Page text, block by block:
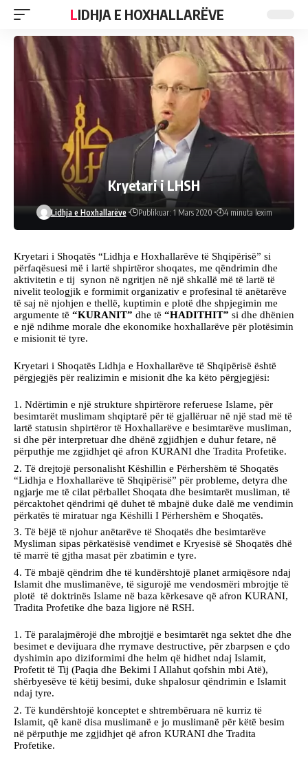
LIDHJA E HOXHALLARËVE
Kryetari i LHSH
Lidhja e Hoxhallarëve Publikuar: 1 Mars 2020 4 minuta lexim
Kryetari i Shoqatës “Lidhja e Hoxhallarëve të Shqipërisë” si
përfaqësuesi më i lartë shpirtëror shoqates, me qëndrimin dhe
aktivitetin e tij synon në ngritjen në një shkallë më të lartë të
nivelit teologjik e formimit organizativ e profesinal të anëtarëve
të saj në njohjen e thellë, kuptimin e plotë dhe shpjegimin me
argumente të “KURANIT” dhe të “HADITHIT” si dhe dhënien
e një ndihme morale dhe ekonomike hoxhallarëve për plotësimin
e misionit të tyre.
Kryetari i Shoqatës Lidhja e Hoxhallarëve të Shqipërisë është
përgjegjës për realizimin e misionit dhe ka këto përgjegjësi:
Ndërtimin e një strukture shpirtërore referuese Islame, për
besimtarët muslimam shqiptarë për të gjallëruar në një stad më të
lartë statusin shpirtëror të Hoxhallarëve e besimtarëve musliman,
si dhe për interpretuar dhe dhënë zgjidhjen e duhur fetare, në
përputhje me zgjidhjet që afron KURANI dhe Tradita Profetike.
Të drejtojë personalisht Këshillin e Përhershëm të Shoqatës
“Lidhja e Hoxhallarëve të Shqipërisë” për probleme, detyra dhe
ngjarje me të cilat përballet Shoqata dhe besimtarët musliman, të
përcaktohet qëndrimi që duhet të mbajnë duke dalë me vendimin
përkatës të miratuar nga Këshilli I Përhershëm e Shoqatës.
Të bëjë të njohur anëtarëve të Shoqatës dhe besimtarëve
Mysliman sipas përkatësisë vendimet e Kryesisë së Shoqatës dhë
të marrë të gjtha masat për zbatimin e tyre.
Të mbajë qëndrim dhe të kundërshtojë planet armiqësore ndaj
Islamit dhe muslimanëve, të sigurojë me vendosmëri mbrojtje të
plotë të doktrinës Islame në baza kërkesave që afron KURANI,
Tradita Profetike dhe baza ligjore në RSH.
Të paralajmërojë dhe mbrojtjë e besimtarët nga sektet dhe dhe
besimet e devijuara dhe rrymave destructive, për zbarpsen e çdo
dyshimin apo diziformimi dhe helm që hidhet ndaj Islamit,
Profetit të Tij (Paqia dhe Bekimi I Allahut qofshin mbi Atë),
shërbyesëve të këtij besimi, duke shpalosur qëndrimin e Islamit
ndaj tyre.
Të kundërshtojë konceptet e shtrembëruara në kurriz të
Islamit, që kanë disa muslimanë e jo muslimanë për këtë besim
në përputhje me zgjidhjet që afron KURANI dhe Tradita
Profetike.